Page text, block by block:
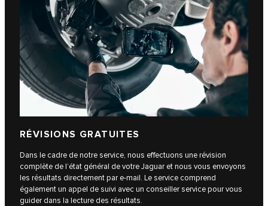
RÉVISIONS GRATUITES
Dans le cadre de notre service, nous effectuons une révision
complète de l’état général de votre Jaguar et nous vous envoyons
les résultats directement par e-mail. Le service comprend
également un appel de suivi avec un conseiller service pour vous
guider dans la lecture des résultats.